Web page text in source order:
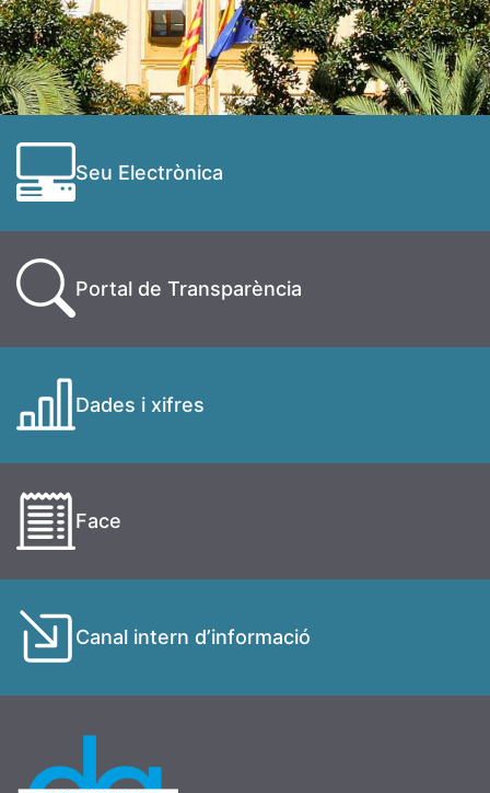
Seu Electrònica
Portal de Transparència
Dades i xifres
Face
Canal intern d’informació